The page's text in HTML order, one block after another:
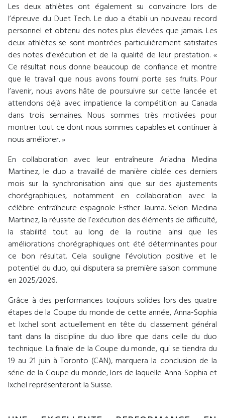
Les deux athlètes ont également su convaincre lors de
l’épreuve du Duet Tech. Le duo a établi un nouveau record
personnel et obtenu des notes plus élevées que jamais. Les
deux athlètes se sont montrées particulièrement satisfaites
des notes d’exécution et de la qualité de leur prestation. «
Ce résultat nous donne beaucoup de confiance et montre
que le travail que nous avons fourni porte ses fruits. Pour
l’avenir, nous avons hâte de poursuivre sur cette lancée et
attendons déjà avec impatience la compétition au Canada
dans trois semaines. Nous sommes très motivées pour
montrer tout ce dont nous sommes capables et continuer à
nous améliorer. »
En collaboration avec leur entraîneure Ariadna Medina
Martinez, le duo a travaillé de manière ciblée ces derniers
mois sur la synchronisation ainsi que sur des ajustements
chorégraphiques, notamment en collaboration avec la
célèbre entraîneure espagnole Esther Jauma. Selon Medina
Martinez, la réussite de l’exécution des éléments de difficulté,
la stabilité tout au long de la routine ainsi que les
améliorations chorégraphiques ont été déterminantes pour
ce bon résultat. Cela souligne l’évolution positive et le
potentiel du duo, qui disputera sa première saison commune
en 2025/2026.
Grâce à des performances toujours solides lors des quatre
étapes de la Coupe du monde de cette année, Anna-Sophia
et Ixchel sont actuellement en tête du classement général
tant dans la discipline du duo libre que dans celle du duo
technique. La finale de la Coupe du monde, qui se tiendra du
19 au 21 juin à Toronto (CAN), marquera la conclusion de la
série de la Coupe du monde, lors de laquelle Anna-Sophia et
Ixchel représenteront la Suisse.